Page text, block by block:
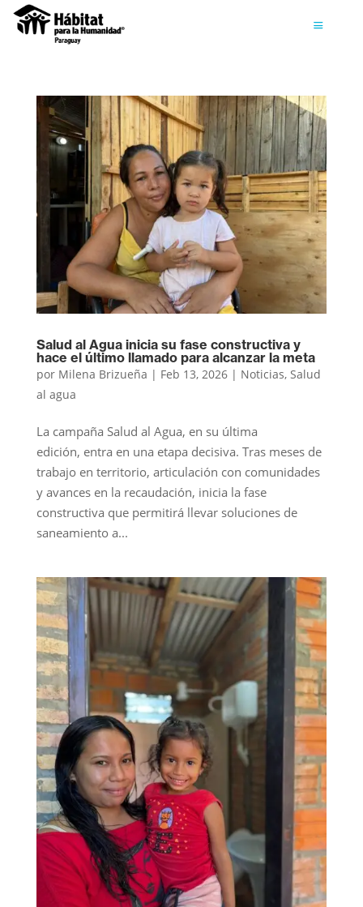
Salud al Agua inicia su fase constructiva y
hace el último llamado para alcanzar la meta
por Milena Brizueña | Feb 13, 2026| Noticias, Salud
al agua
La campaña Salud al Agua, en su última
edición, entra en una etapa decisiva. Tras meses de
trabajo en territorio, articulación con comunidades
y avances en la recaudación, inicia la fase
constructiva que permitirá llevar soluciones de
saneamiento a...